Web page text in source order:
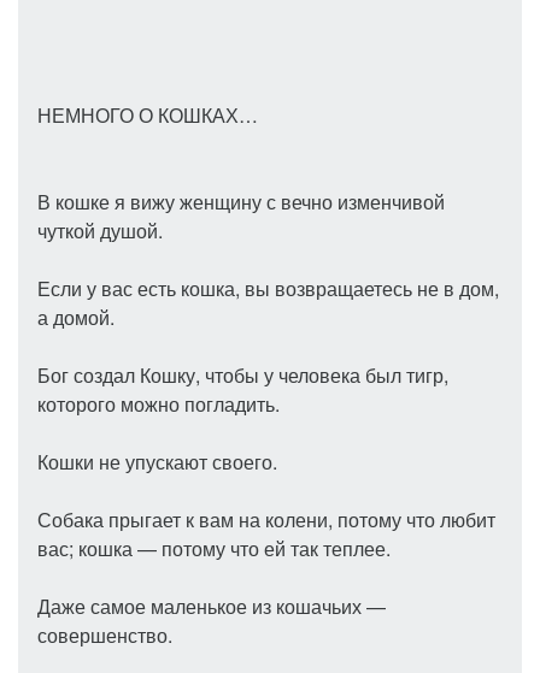
НЕМНОГО О КОШКАХ…
В кошке я вижу женщину с вечно изменчивой
чуткой душой.
Если у вас есть кошка, вы возвращаетесь не в дом,
а домой.
Бог создал Кошку, чтобы у человека был тигр,
которого можно погладить.
Кошки не упускают своего.
Собака прыгает к вам на колени, потому что любит
вас; кошка — потому что ей так теплее.
Даже самое маленькое из кошачьих —
совершенство.